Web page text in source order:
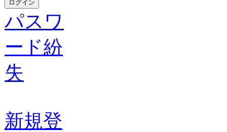
パスワ
ード紛
失
新規登